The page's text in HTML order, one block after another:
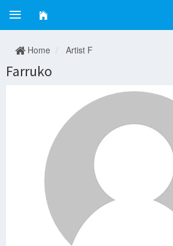
Home Artist F
Farruko